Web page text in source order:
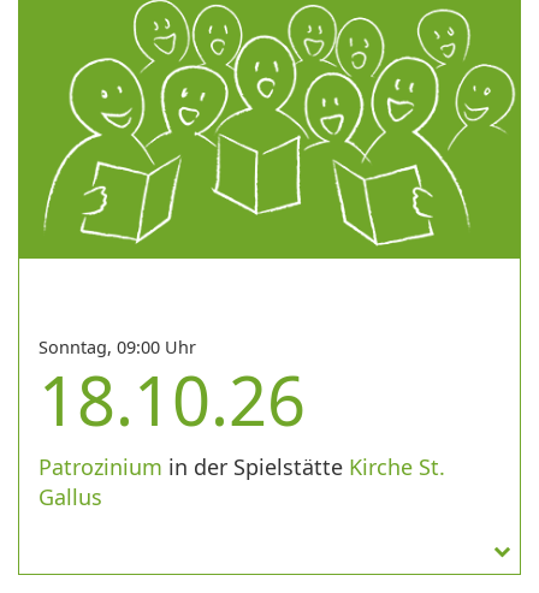
Sonntag, 09:00 Uhr
18.10.26
Patrozinium in der Spielstätte Kirche St.
Gallus